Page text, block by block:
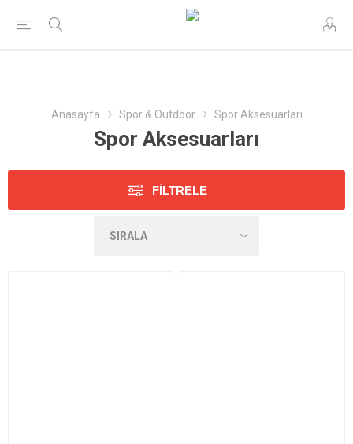
Anasayfa Spor & Outdoor Spor Aksesuarları
Spor Aksesuarları
FILTRELE